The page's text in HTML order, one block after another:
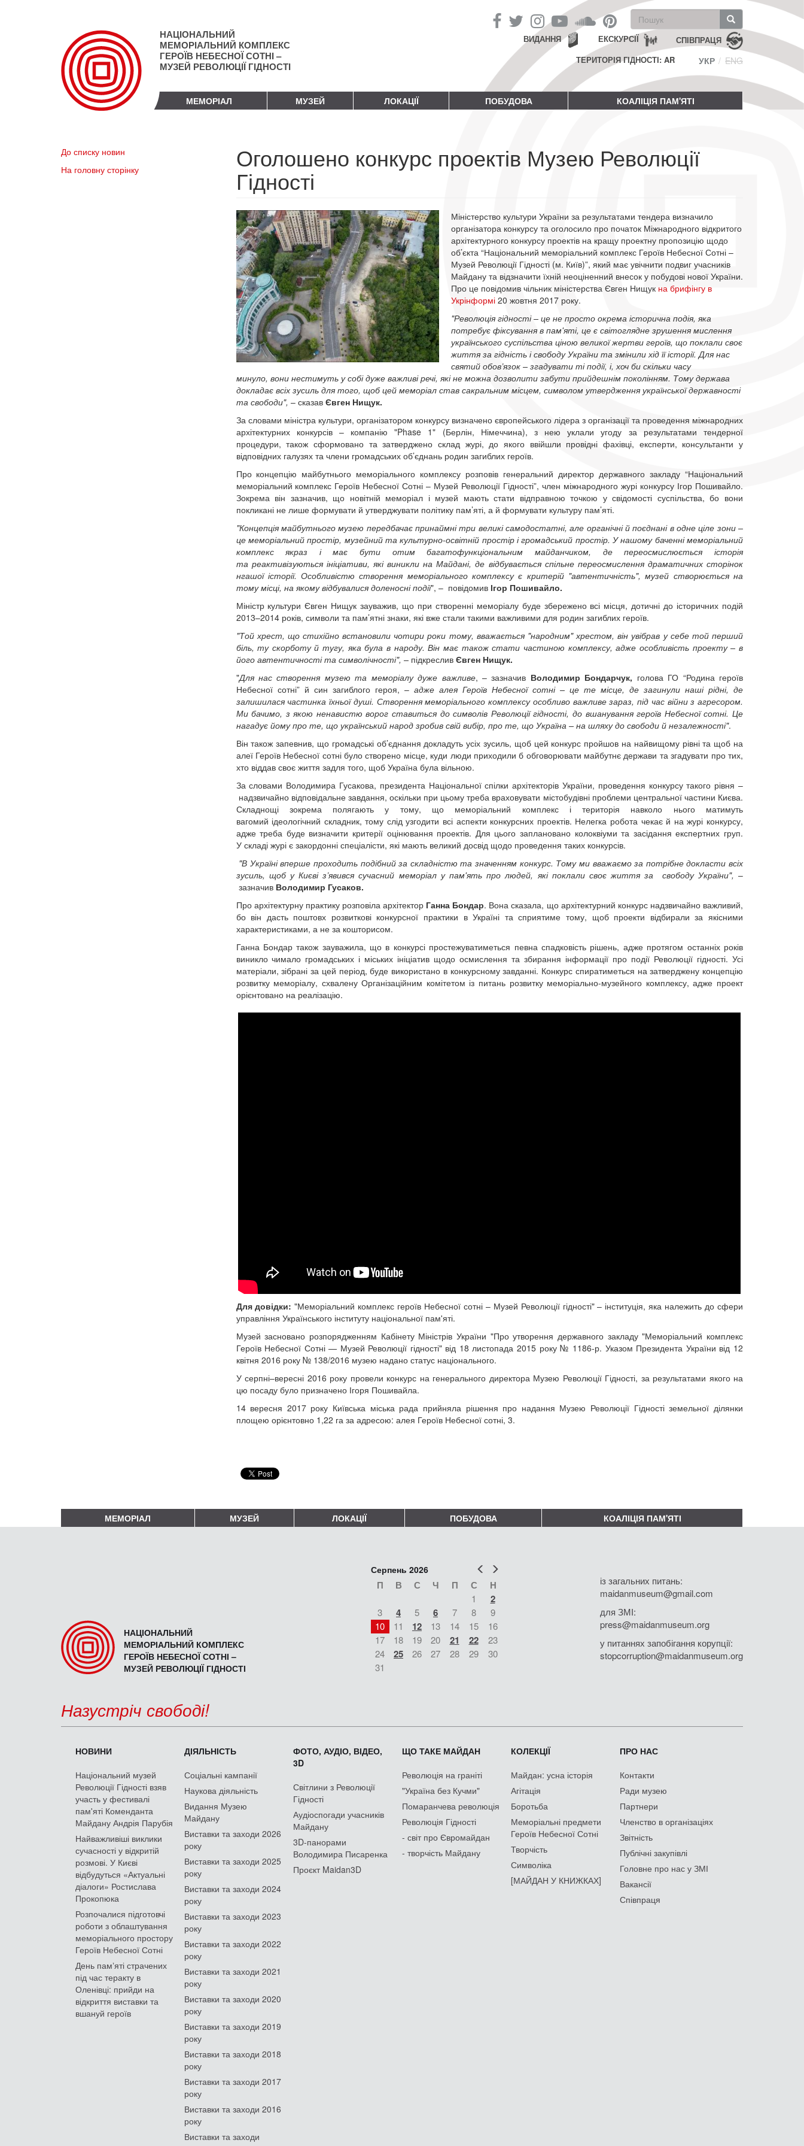
НАЦІОНАЛЬНИЙ
МЕМОРІАЛЬНИЙ КОМПЛЕКС
ГЕРОЇВ НЕБЕСНОЇ СОТНІ –
МУЗЕЙ РЕВОЛЮЦІЇ ГІДНОСТІ
Пошукова
форма
Пошук СПІВПРАЦЯ
ЕКСКУРСІЇ
ВИДАННЯ
ТЕРИТОРІЯ ГІДНОСТІ: AR
УКР ENG
МЕМОРІАЛ МУЗЕЙ ЛОКАЦІЇ ПОБУДОВА КОАЛІЦІЯ ПАМ'ЯТІ
До списку новин
На головну сторінку
Оголошено конкурс проектів Музею Революції
Гідності
Міністерство культури України за результатами тендера визначило
організатора конкурсу та оголосило про початок Міжнародного відкритого
архітектурного конкурсу проектів на кращу проектну пропозицію щодо
об’єкта “Національний меморіальний комплекс Героїв Небесної Сотні –
Музей Революції Гідності (м. Київ)”, який має увічнити подвиг учасників
Майдану та відзначити їхній неоціненний внесок у побудові нової України.
Про це повідомив чільник міністерства Євген Нищук на брифінгу в
Укрінформі20 жовтня 2017 року.
"Революція гідності – це не просто окрема історична подія, яка
потребує фіксування в пам'яті, це є світоглядне зрушення мислення
українського суспільства ціною великої жертви героїв, що поклали своє
життя за гідність і свободу України та змінили хід її історії. Для нас
святий обов’язок – згадувати ті події, і, хоч би скільки часу
минуло, вони нестимуть у собі дуже важливі речі, які не можна дозволити забути прийдешнім поколінням. Тому держава
докладає всіх зусиль для того, щоб цей меморіал став сакральним місцем, символом утвердження української державності
та свободи", – сказав Євген Нищук.
За словами міністра культури, організатором конкурсу визначено європейського лідера з організації та проведення міжнародних
архітектурних конкурсів – компанію "Phase 1" (Берлін, Німеччина), з нею уклали угоду за результатами тендерної
процедури, також сформовано та затверджено склад журі, до якого ввійшли провідні фахівці, експерти, консультанти у
відповідних галузях та члени громадських об’єднань родин загиблих героїв.
Про концепцію майбутнього меморіального комплексу розповів генеральний директор державного закладу “Національний
меморіальний комплекс Героїв Небесної Сотні – Музей Революції Гідності”, член міжнародного журі конкурсу Ігор Пошивайло.
Зокрема він зазначив, що новітній меморіал і музей мають стати відправною точкою у свідомості суспільства, бо вони
покликані не лише формувати й утверджувати політику пам’яті, а й формувати культуру пам’яті.
"Концепція майбутнього музею передбачає принаймні три великі самодостатні, але органічні й поєднані в одне ціле зони –
це меморіальний простір, музейний та культурно-освітній простір і громадський простір. У нашому баченні меморіальний
комплекс якраз і має бути отим багатофункціональним майданчиком, де переосмислюється історія
та реактивізуються ініціативи, які виникли на Майдані, де відбувається спільне переосмислення драматичних сторінок
нгашої історії. Особливістю створення меморіального комплексу є критерій "автентичність", музей створюється на
тому місці, на якому відбувалися доленосні події", – повідомив Ігор Пошивайло.
Міністр культури Євген Нищук зауважив, що при створенні меморіалу буде збережено всі місця, дотичні до історичних подій
2013–2014 років, символи та пам’ятні знаки, які вже стали такими важливими для родин загиблих героїв.
"Той хрест, що стихійно встановили чотири роки тому, вважається "народним" хрестом, він увібрав у себе той перший
біль, ту скорботу й тугу, яка була в народу. Він має також стати частиною комплексу, адже особливість проекту – в
його автентичності та символічності", –підкреслив Євген Нищук.
"Для нас створення музею та меморіалу дуже важливе, – зазначив Володимир Бондарчук, голова ГО “Родина героїв
Небесної сотні” й син загиблого героя, – адже алея Героїв Небесної сотні – це те місце, де загинули наші рідні, де
залишилася частинка їхньої душі. Створення меморіального комплексу особливо важливе зараз, під час війни з агресором.
Ми бачимо, з якою ненавистю ворог ставиться до символів Революції гідності, до вшанування героїв Небесної сотні. Це
нагадує йому про те, що український народ зробив свій вибір, про те, що Україна – на шляху до свободи й незалежності".
Він також запевнив, що громадські об’єднання докладуть усіх зусиль, щоб цей конкурс пройшов на найвищому рівні та щоб на
алеї Героїв Небесної сотні було створено місце, куди люди приходили б обговорювати майбутнє держави та згадувати про тих,
хто віддав своє життя задля того, щоб Україна була вільною.
За словами Володимира Гусакова, президента Національної спілки архітекторів України, проведення конкурсу такого рівня –
надзвичайно відповідальне завдання, оскільки при цьому треба враховувати містобудівні проблеми центральної частини Києва.
Складнощі зокрема полягають у тому, що меморіальний комплекс і територія навколо нього матимуть
вагомий ідеологічний складник, тому слід узгодити всі аспекти конкурсних проектів. Нелегка робота чекає й на журі конкурсу,
адже треба буде визначити критерії оцінювання проектів. Для цього заплановано колоквіуми та засідання експертних груп.
У складі журі є закордонні спеціалісти, які мають великий досвід щодо проведення таких конкурсів.
"В Україні вперше проходить подібний за складністю та значенням конкурс. Тому ми вважаємо за потрібне докласти всіх
зусиль, щоб у Києві з’явився сучасний меморіал у пам'ять про людей, які поклали своє життя за свободу України", –
зазначив Володимир Гусаков.
Про архітектурну практику розповіла архітектор Ганна Бондар. Вона сказала, що архітектурний конкурс надзвичайно важливий,
бо він дасть поштовх розвиткові конкурсної практики в Україні та сприятиме тому, щоб проекти відбирали за якісними
характеристиками, а не за кошторисом.
Ганна Бондар також зауважила, що в конкурсі простежуватиметься певна спадковість рішень, адже протягом останніх років
виникло чимало громадських і міських ініціатив щодо осмислення та збирання інформації про події Революції гідності. Усі
матеріали, зібрані за цей період, буде використано в конкурсному завданні. Конкурс спиратиметься на затверджену концепцію
розвитку меморіалу, схвалену Організаційним комітетом із питань розвитку меморіально-музейного комплексу, адже проект
орієнтовано на реалізацію.
Для довідки: "Меморіальний комплекс героїв Небесної сотні – Музей Революції гідності" – інституція, яка належить до сфери
управління Українського інституту національної пам'яті.
Музей засновано розпорядженням Кабінету Міністрів України "Про утворення державного закладу "Меморіальний комплекс
Героїв Небесної Сотні — Музей Революції гідності" від 18 листопада 2015 року № 1186-р. Указом Президента України від 12
квітня 2016 року № 138/2016 музею надано статус національного.
У серпні–вересні 2016 року провели конкурс на генерального директора Музею Революції Гідності, за результатами якого на
цю посаду було призначено Ігоря Пошивайла.
14 вересня 2017 року Київська міська рада прийняла рішення про надання Музею Революції Гідності земельної ділянки
площею орієнтовно 1,22 га за адресою: алея Героїв Небесної сотні, 3.
МЕМОРІАЛ МУЗЕЙ ЛОКАЦІЇ ПОБУДОВА КОАЛІЦІЯ ПАМ'ЯТІ
НАЦІОНАЛЬНИЙ
МЕМОРІАЛЬНИЙ КОМПЛЕКС
ГЕРОЇВ НЕБЕСНОЇ СОТНІ –
МУЗЕЙ РЕВОЛЮЦІЇ ГІДНОСТІ
Попер
Серпень 2026
П В С Ч П С Н
1 2
3 4 5 6 7 8
9
10
11 12 13 14 15
16
17
18 19 20 21 22
23
24
25 26 27 28 29
30
31
із загальних питань:
maidanmuseum@gmail.com
для ЗМІ:
press@maidanmuseum.org
у питаннях запобігання корупції:
stopcorruption@maidanmuseum.org
Назустріч свободі!
НОВИНИ
Національний музей
Революції Гідності взяв
участь у фестивалі
пам'яті Коменданта
Майдану Андрія Парубія
Найважливіші виклики
сучасності у відкритій
розмові. У Києві
відбудуться «Актуальні
діалоги» Ростислава
Прокопюка
Розпочалися підготовчі
роботи з облаштування
меморіального простору
Героїв Небесної Сотні
День памʼяті страчених
під час теракту в
Оленівці: прийди на
відкриття виставки та
вшануй героїв
ДІЯЛЬНІСТЬ
Соціальні кампанії
Наукова діяльність
Видання Музею
Майдану
Виставки та заходи 2026
року
Виставки та заходи 2025
року
Виставки та заходи 2024
року
Виставки та заходи 2023
року
Виставки та заходи 2022
року
Виставки та заходи 2021
року
Виставки та заходи 2020
року
Виставки та заходи 2019
року
Виставки та заходи 2018
року
Виставки та заходи 2017
року
Виставки та заходи 2016
року
Виставки та заходи
ФОТО, АУДІО, ВІДЕО,
3D
Світлини з Революції
Гідності
Аудіоспогади учасників
Майдану
3D-панорами
Володимира Писаренка
Проєкт Maidan3D
ЩО ТАКЕ МАЙДАН
Революція на граніті
"Україна без Кучми"
Помаранчева революція
Революція Гідності
- світ про Євромайдан
- творчість Майдану
КОЛЕКЦІЇ
Майдан: усна історія
Агітація
Боротьба
Меморіальні предмети
Героїв Небесної Сотні
Творчість
Символіка
[МАЙДАН У КНИЖКАХ]
ПРО НАС
Контакти
Ради музею
Партнери
Членство в організаціях
Звітність
Публічні закупівлі
Головне про нас у ЗМІ
Вакансії
Співпраця